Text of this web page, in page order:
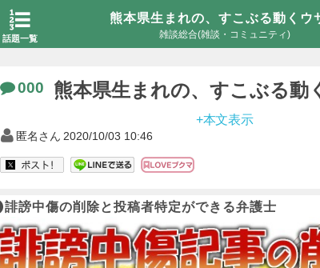
熊本県生まれの、すこぶる動くウ
雑談総合(雑談・コミュニティ)
話題一覧
000 熊本県生まれの、すこぶる動
+本文表示
匿名さん 2020/10/03 10:46
誹謗中傷の削除と投稿者特定ができる弁護士